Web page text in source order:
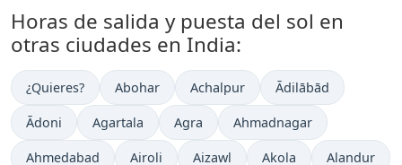
Horas de salida y puesta del sol en
otras ciudades en India:
¿Quieres? Abohar Achalpur Ādilābād
Ādoni Agartala Agra Ahmadnagar
Ahmedabad Airoli Aizawl Akola Alandur